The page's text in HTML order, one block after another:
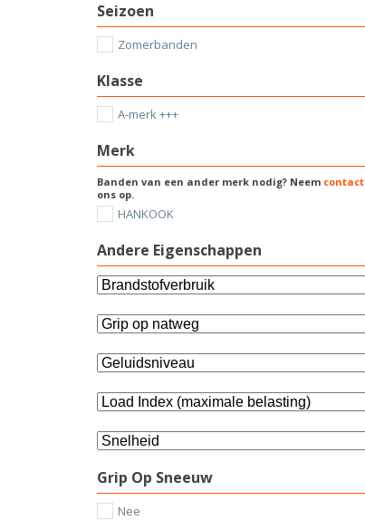
Seizoen
Zomerbanden
Klasse
A-merk +++
Merk
Banden van een ander merk nodig? Neem contact
ons op.
HANKOOK
Andere Eigenschappen
Grip Op Sneeuw
Nee